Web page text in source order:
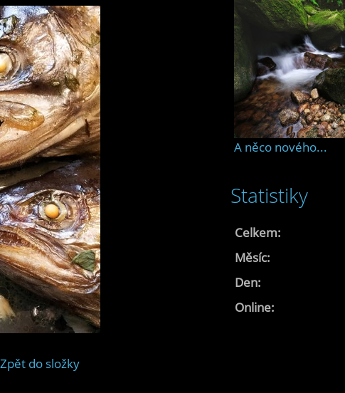
Zpět do složky
A něco nového...
Statistiky
Online:
Celkem:
Měsíc:
Den: